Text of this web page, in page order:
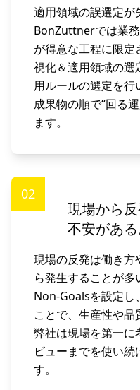
適用領域の誤選定が
BonZuttnerでは業
が得意な工程に限
視化＆適用領域の選
用ルールの選定を
成果物の順で“回る
ます。
02
現場から
不安がある
現場の反発は働き方
ら発生することが
Non-Goalsを設定し
ことで、生産性や品
弊社は現場を第一に
ビューまでを使い
す。